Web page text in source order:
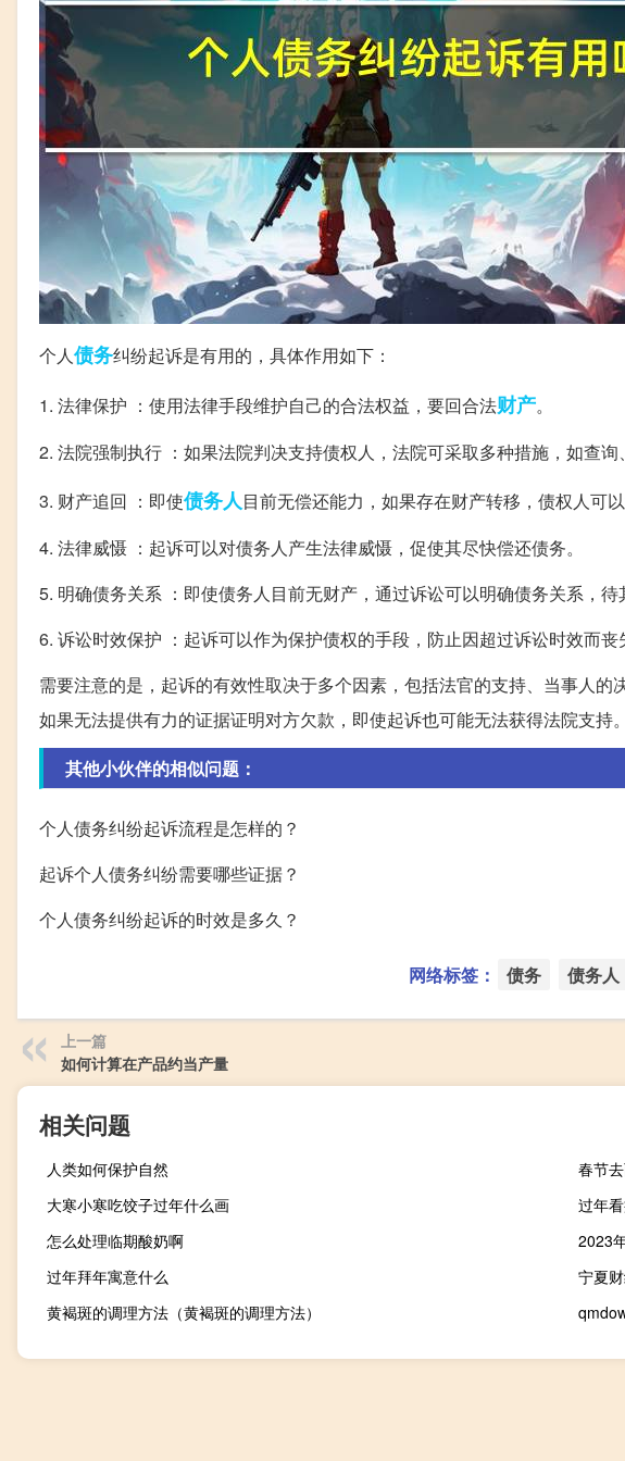
个人债务纠纷起诉是有用的，具体作用如下：
1. 法律保护 ：使用法律手段维护自己的合法权益，要回合法财产。
2. 法院强制执行 ：如果法院判决支持债权人，法院可采取多种措施，如查询
3. 财产追回 ：即使债务人目前无偿还能力，如果存在财产转移，债权人可以
4. 法律威慑 ：起诉可以对债务人产生法律威慑，促使其尽快偿还债务。
5. 明确债务关系 ：即使债务人目前无财产，通过诉讼可以明确债务关系，待
6. 诉讼时效保护 ：起诉可以作为保护债权的手段，防止因超过诉讼时效而丧
需要注意的是，起诉的有效性取决于多个因素，包括法官的支持、当事人的
如果无法提供有力的证据证明对方欠款，即使起诉也可能无法获得法院支持。
其他小伙伴的相似问题：
个人债务纠纷起诉流程是怎样的？
起诉个人债务纠纷需要哪些证据？
个人债务纠纷起诉的时效是多久？
网络标签： 债务 债务人
上一篇
如何计算在产品约当产量
相关问题
人类如何保护自然
春节
大寒小寒吃饺子过年什么画
过年
怎么处理临期酸奶啊
2023
过年拜年寓意什么
宁夏
黄褐斑的调理方法（黄褐斑的调理方法）